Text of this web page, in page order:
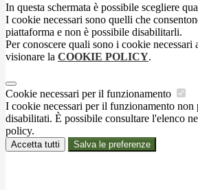
In questa schermata è possibile scegliere
I cookie necessari sono quelli che
piattaforma e non è possibile disabilitarli.
Per conoscere quali sono i cookie necessari
visionare la COOKIE POLICY.
Cookie necessari per il funzionamento
I cookie necessari per il funzionamento non
disabilitati. È possibile consultare l'elenco
policy.
Accetta tutti Salva le preferenze